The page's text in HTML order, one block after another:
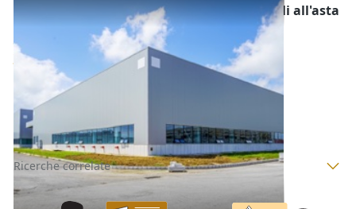
Fabbricati Costruiti per Esigenze Industriali all'asta
a Padova
Rubano (Padova)
Offerta minima
202.500 € 270.000 €
Codice asta:
Asta chiusa
Ricerche correlate